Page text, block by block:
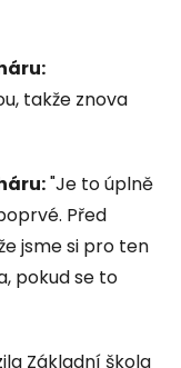
takže znova
"Je to úplně
Před
jsme si pro ten
pokud se to
Základní škola